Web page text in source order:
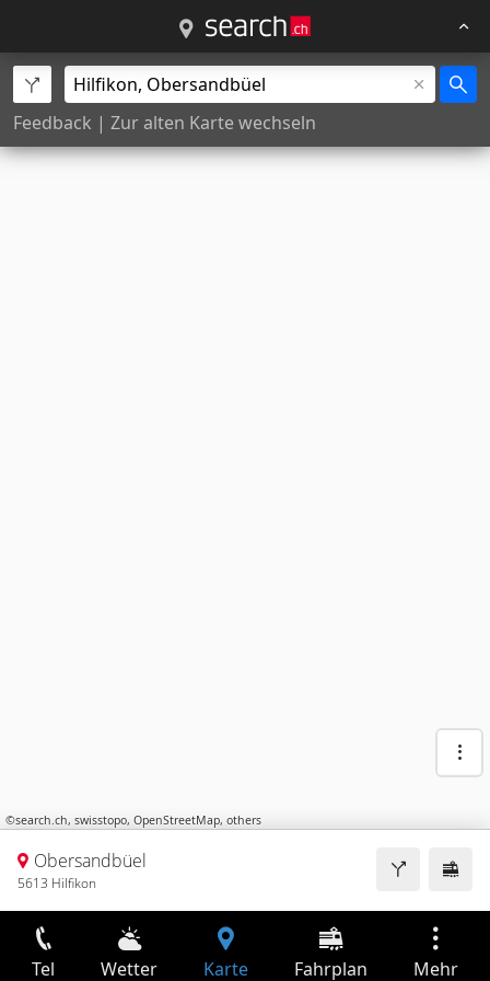
Feedback | Zur alten Karte wechseln
©search.ch, swisstopo, OpenStreetMap, others
Obersandbüel
5613 Hilfikon
Tel Wetter Karte Fahrplan Mehr